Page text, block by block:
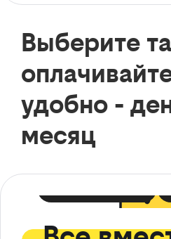
Выберите
удобно -
месяц